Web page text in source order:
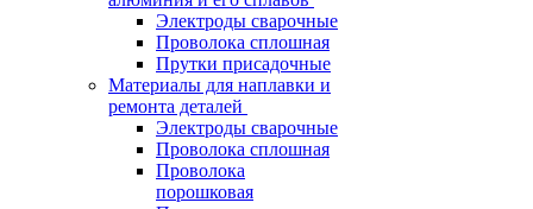
Электроды сварочные
Проволока сплошная
Прутки присадочные
Материалы для наплавки и
ремонта деталей
Электроды сварочные
Проволока сплошная
Проволока
порошковая